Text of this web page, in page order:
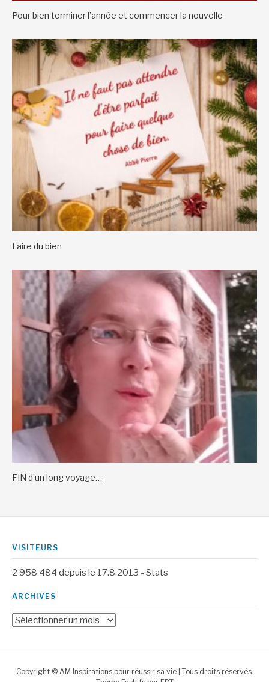
Pour bien terminer l’année et commencer la nouvelle
Faire du bien
FIN d’un long voyage…
VISITEURS
2 958 484 depuis le 17.8.2013 - Stats
ARCHIVES
Archives
Copyright © AM Inspirations pour réussir sa vie | Tous droits réservés.